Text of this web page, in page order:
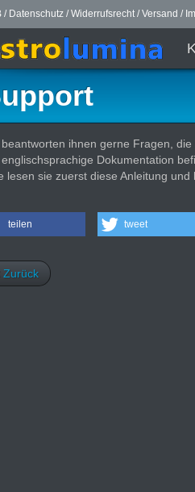
/ Datenschutz / Widerrufsrecht / Versand /
ihnen gerne Fragen,
englischsprachige Dokumentation
lesen sie zuerst diese Anleitung
teilen tweet
Zurück